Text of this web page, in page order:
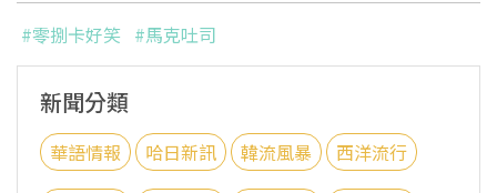
#零捌卡好笑 #馬克吐司
新聞分類
華語情報 哈日新訊 韓流風暴 西洋流行